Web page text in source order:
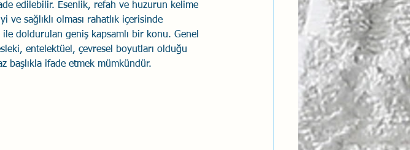
Güvenli Davranış Yaratıcı Drama
Eğiticinin Eğitimi Liderlik
edilebilir. Esenlik, refah ve huzurun kelime
ve sağlıklı olması rahatlık içerisinde
ile doldurulan geniş kapsamlı bir konu. Genel
entelektüel, çevresel boyutları olduğu
başlıkla ifade etmek mümkündür.